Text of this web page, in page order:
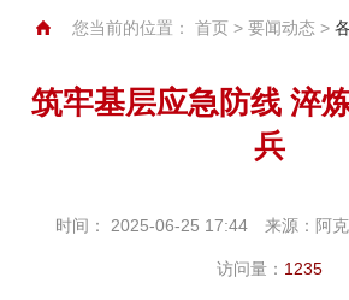
您当前的位置： 首页 > 要闻动态 >
筑牢基层应急防线 淬
兵
时间： 2025-06-25 17:44 来源： 阿
访问量： 1235